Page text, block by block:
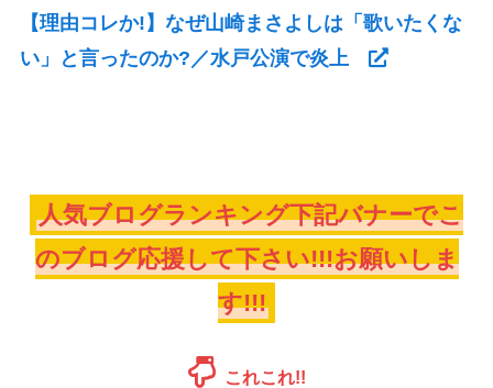
【理由コレか!】なぜ山崎まさよしは「歌いたくな
い」と言ったのか?／水戸公演で炎上
人気ブログランキング下記バナーでこ
のブログ応援して下さい!!!お願いしま
す!!!
これこれ!!